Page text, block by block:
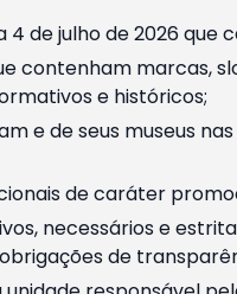
de julho de 2026
contenham marcas,
e históricos;
e de seus museus
de caráter
necessários e
de